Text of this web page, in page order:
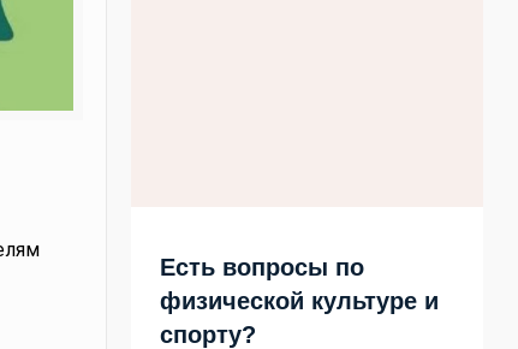
Есть вопросы по
физической культуре и
спорту?